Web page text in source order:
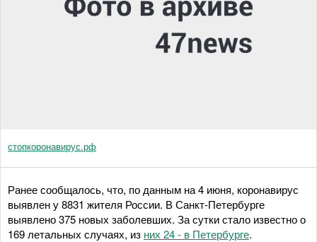
стопкоронавирус.рф
Ранее сообщалось, что, по данным на 4 июня, коронавирус
выявлен у 8831 жителя России. В Санкт-Петербурге
выявлено 375 новых заболевших. За сутки стало известно о
169 летальных случаях, из них 24 - в Петербурге.